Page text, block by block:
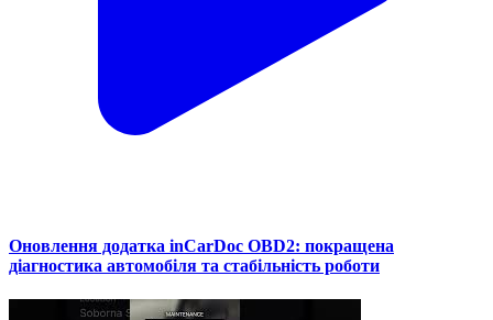
Оновлення додатка inCarDoc OBD2: покращена
діагностика автомобіля та стабільність роботи